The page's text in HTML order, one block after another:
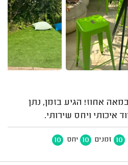
אחוז! הגיע בזמן, נתן
איכותי ויחס שירותי.
10 זמנים 10 יחס 10